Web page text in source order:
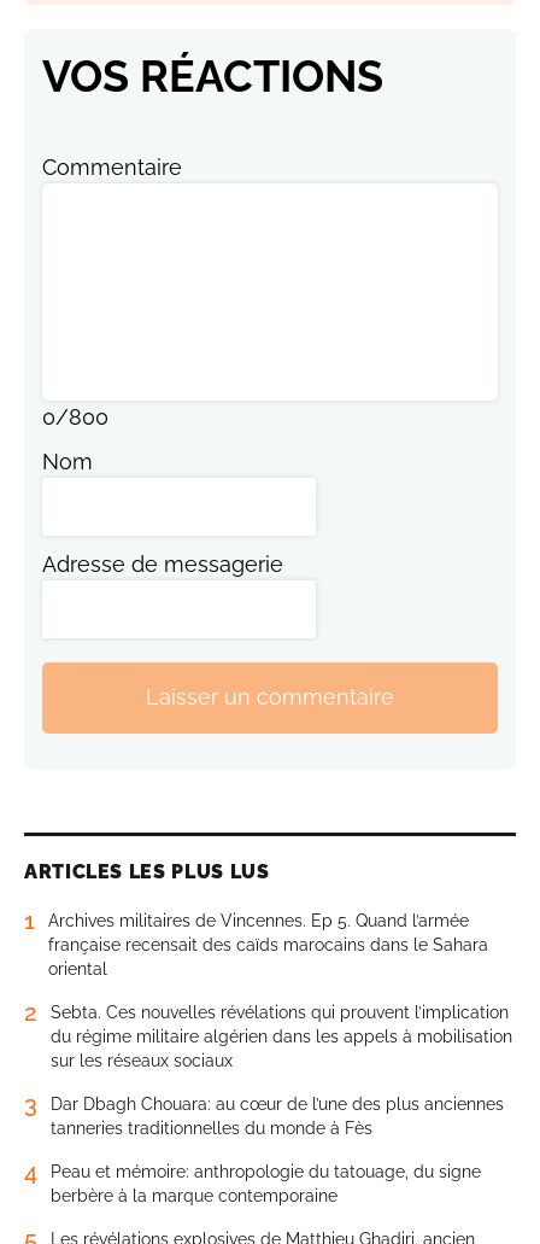
VOS RÉACTIONS
Commentaire
0/800
Nom
Adresse de messagerie
Laisser un commentaire
ARTICLES LES PLUS LUS
1
Archives militaires de Vincennes. Ep 5. Quand l’armée
française recensait des caïds marocains dans le Sahara
oriental
2
Sebta. Ces nouvelles révélations qui prouvent l’implication
du régime militaire algérien dans les appels à mobilisation
sur les réseaux sociaux
3
Dar Dbagh Chouara: au cœur de l’une des plus anciennes
tanneries traditionnelles du monde à Fès
4
Peau et mémoire: anthropologie du tatouage, du signe
berbère à la marque contemporaine
Les révélations explosives de Matthieu Ghadiri, ancien